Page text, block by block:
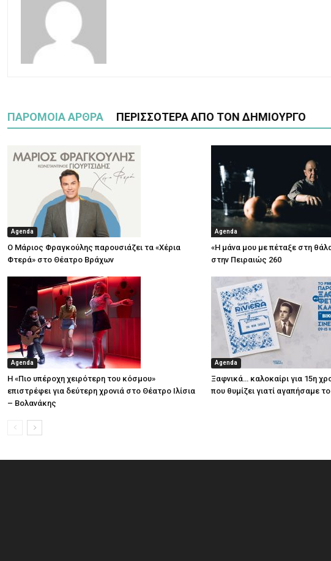
ΠΑΡΟΜΟΙΑ ΑΡΘΡΑ ΠΕΡΙΣΣΟΤΕΡΑ ΑΠΟ ΤΟΝ ΔΗΜΙΟΥΡΓΟ
Agenda
Ο Μάριος Φραγκούλης παρουσιάζει τα «Χέρια
Φτερά» στο Θέατρο Βράχων
Agenda
«Η μάνα μου με πέταξε στη
στην Πειραιώς 260
Agenda
Η «Πιο υπέροχη χειρότερη του κόσμου»
επιστρέφει για δεύτερη χρονιά στο Θέατρο Ιλίσια
– Βολανάκης
Agenda
Ξαφνικά… καλοκαίρι για 15η
που θυμίζει γιατί αγαπήσαμε